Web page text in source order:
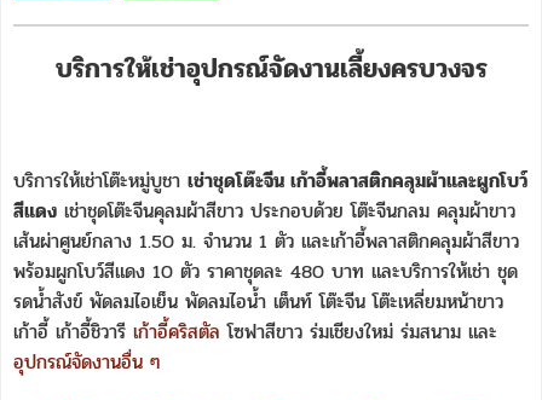
บริการให้เช่าอุปกรณ์จัดงานเลี้ยงครบวงจร
บริการให้เช่าโต๊ะหมู่บูชา เช่าชุดโต๊ะจีน เก้าอี้พลาสติกคลุมผ้าและผูกโบว์
สีแดง เช่าชุดโต๊ะจีนคุลมผ้าสีขาว ประกอบด้วย โต๊ะจีนกลม คลุมผ้าขาว
เส้นผ่าศูนย์กลาง 1.50 ม. จำนวน 1 ตัว และเก้าอี้พลาสติกคลุมผ้าสีขาว
พร้อมผูกโบว์สีแดง 10 ตัว ราคาชุดละ 480 บาท และบริการให้เช่า ชุด
รดน้ำสังข์ พัดลมไอเย็น พัดลมไอน้ำ เต็นท์ โต๊ะจีน โต๊ะเหลี่ยมหน้าขาว
เก้าอี้ เก้าอี้ชิวารี เก้าอี้คริสตัล โซฟาสีขาว ร่มเชียงใหม่ ร่มสนาม และ
อุปกรณ์จัดงานอื่น ๆ